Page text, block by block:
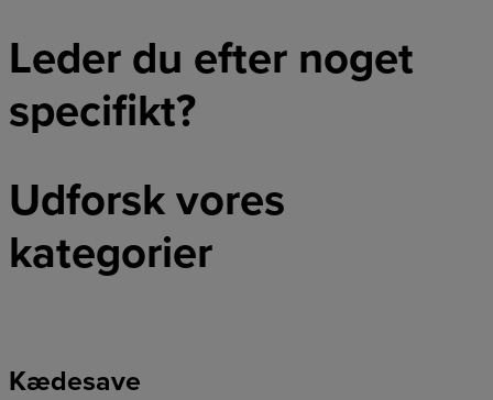
Leder du efter noget
specifikt?
Udforsk vores
kategorier
Kædesave